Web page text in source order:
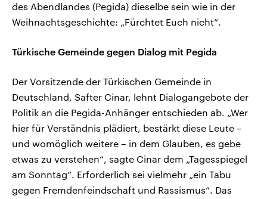
des Abendlandes (Pegida) dieselbe sein wie in der
Weihnachtsgeschichte: „Fürchtet Euch nicht“.
Türkische Gemeinde gegen Dialog mit Pegida
Der Vorsitzende der Türkischen Gemeinde in
Deutschland, Safter Cinar, lehnt Dialogangebote der
Politik an die Pegida-Anhänger entschieden ab. „Wer
hier für Verständnis plädiert, bestärkt diese Leute –
und womöglich weitere – in dem Glauben, es gebe
etwas zu verstehen“, sagte Cinar dem „Tagesspiegel
am Sonntag“. Erforderlich sei vielmehr „ein Tabu
gegen Fremdenfeindschaft und Rassismus“. Das